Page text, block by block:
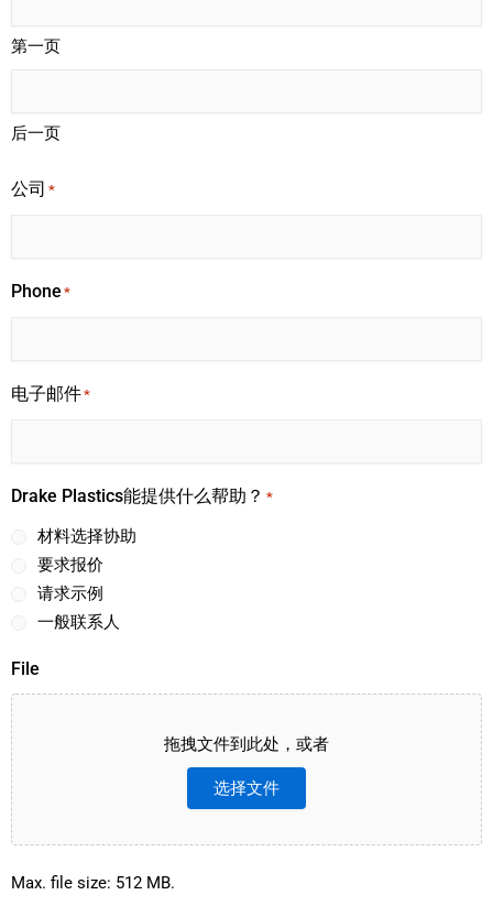
第一页
后一页
公司 *
Phone *
电子邮件*
Drake Plastics能提供什么帮助？ *
材料选择协助
要求报价
请求示例
一般联系人
File
拖拽文件到此处，或者
选择文件
Max. file size: 512 MB.